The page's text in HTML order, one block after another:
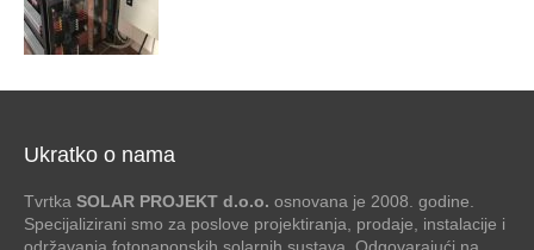
Ukratko o nama
Tvrtka SOLAR PROJEKT d.o.o. osnovana je 2008. godine.
Specijalizirani smo za poslove projektiranja, prodaje, instalacije i